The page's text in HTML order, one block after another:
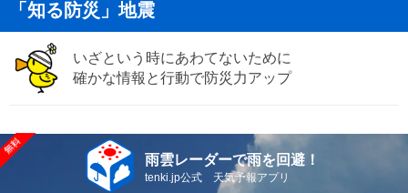
「知る防災」地震
いざという時にあわてないために
確かな情報と行動で防災力アップ
雨雲レーダーで雨を回避！
tenki.jp公式 天気予報アプリ